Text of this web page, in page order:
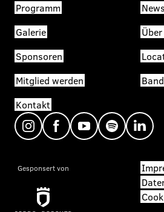
Programm
News
Galerie
Sponsoren
Mitglied werden
Kontakt
Gesponsert von